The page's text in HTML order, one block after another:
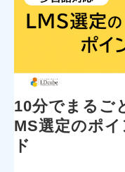
10分でまるご
MS選定のポ
ド